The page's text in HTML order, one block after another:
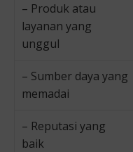
– Produk atau
layanan yang
unggul
– Sumber daya yang
memadai
– Reputasi yang
baik